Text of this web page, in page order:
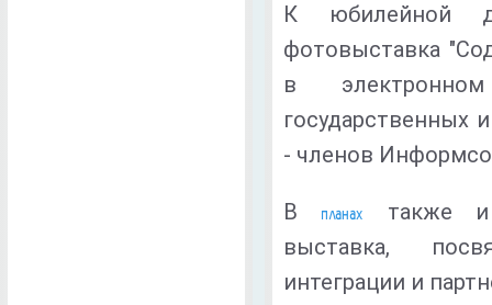
К юбилейной
фотовыставка
в
государственных
- членов
В планах также и
выставка,
интеграции и